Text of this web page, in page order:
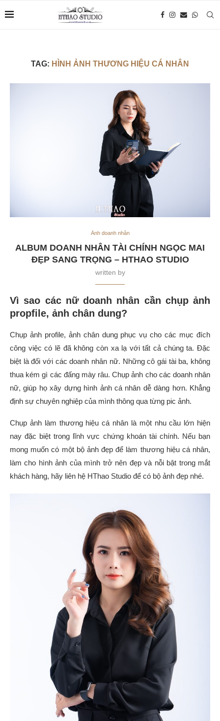
TAG: HÌNH ẢNH THƯƠNG HIỆU CÁ NHÂN
Ảnh doanh nhân
ALBUM DOANH NHÂN TÀI CHÍNH NGỌC MAI
ĐẸP SANG TRỌNG – HTHAO STUDIO
written by
Vì sao các nữ doanh nhân cần chụp ảnh
propfile, ảnh chân dung?
Chụp ảnh profile, ảnh chân dung phục vụ cho các mục đích
công việc có lẽ đã không còn xa lạ với tất cả chúng ta. Đặc
biệt là đối với các doanh nhân nữ. Những cô gái tài ba, không
thua kém gì các đấng mày râu. Chụp ảnh cho các doanh nhân
nữ, giúp họ xây dựng hình ảnh cá nhân dễ dàng hơn. Khẳng
định sự chuyên nghiệp của mình thông qua từng pic ảnh.
Chụp ảnh làm thương hiệu cá nhân là một nhu cầu lớn hiện
nay đặc biệt trong lĩnh vực chứng khoán tài chính. Nếu bạn
mong muốn có một bộ ảnh đẹp để làm thương hiệu cá nhân,
làm cho hình ảnh của mình trở nên đẹp và nỗi bật trong mắt
khách hàng, hãy liên hệ HThao Studio để có bộ ảnh đẹp nhé.